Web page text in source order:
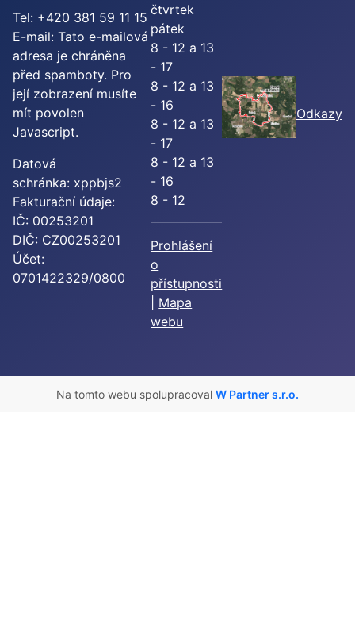
Tel: +420 381 59 11 15
E-mail: Tato e-mailová
adresa je chráněna
před spamboty. Pro
její zobrazení musíte
mít povolen
Javascript.
Datová
schránka: xppbjs2
Fakturační údaje:
IČ: 00253201
DIČ: CZ00253201
Účet:
0701422329/0800
čtvrtek
pátek
8 - 12 a 13
- 17
8 - 12 a 13
- 16
8 - 12 a 13
- 17
8 - 12 a 13
- 16
8 - 12
Prohlášení
o
přístupnosti
Mapa
webu
Odkazy
Na tomto webu spolupracoval W Partner s.r.o.